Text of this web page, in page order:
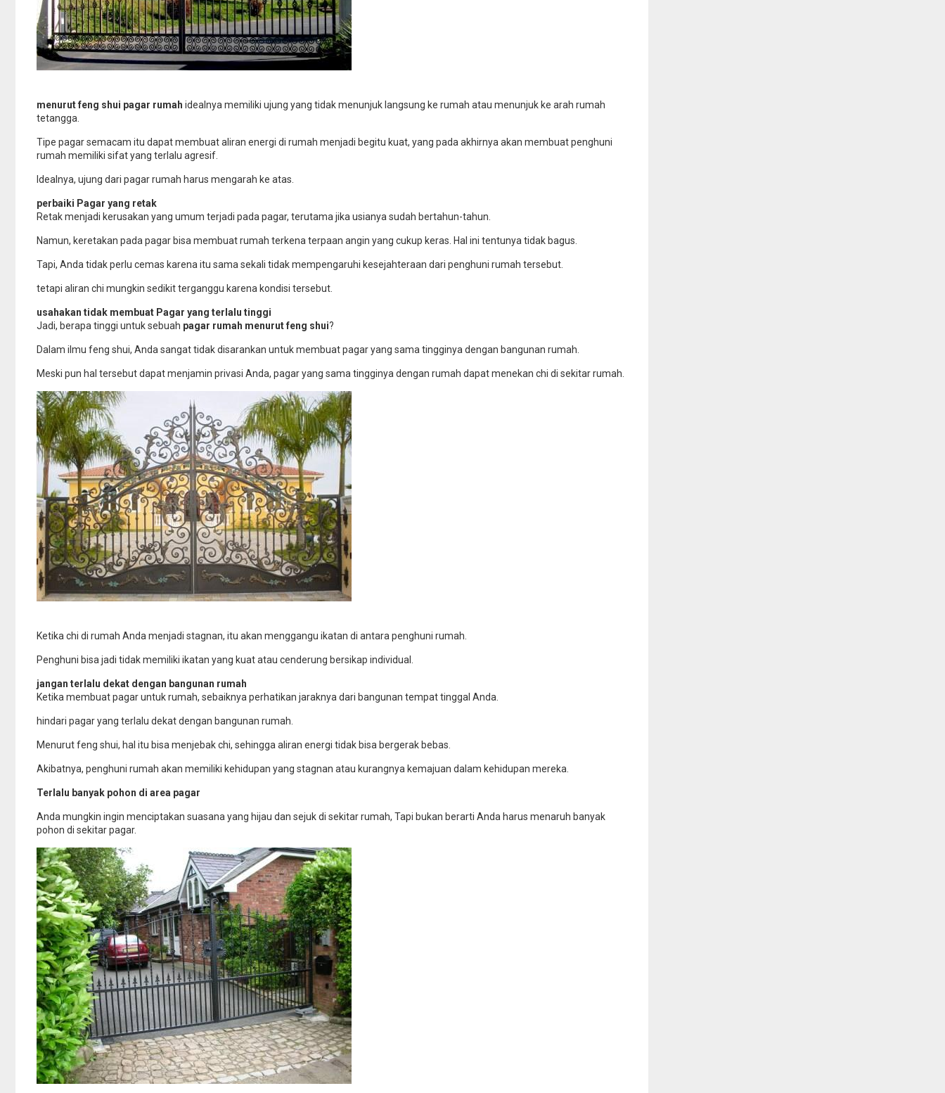
menurut feng shui pagar rumah idealnya memiliki ujung yang tidak menunjuk langsung ke rumah atau menunjuk ke arah rumah
tetangga.
Tipe pagar semacam itu dapat membuat aliran energi di rumah menjadi begitu kuat, yang pada akhirnya akan membuat penghuni
rumah memiliki sifat yang terlalu agresif.
Idealnya, ujung dari pagar rumah harus mengarah ke atas.
perbaiki Pagar yang retak
Retak menjadi kerusakan yang umum terjadi pada pagar, terutama jika usianya sudah bertahun-tahun.
Namun, keretakan pada pagar bisa membuat rumah terkena terpaan angin yang cukup keras. Hal ini tentunya tidak bagus.
Tapi, Anda tidak perlu cemas karena itu sama sekali tidak mempengaruhi kesejahteraan dari penghuni rumah tersebut.
tetapi aliran chi mungkin sedikit terganggu karena kondisi tersebut.
usahakan tidak membuat Pagar yang terlalu tinggi
Jadi, berapa tinggi untuk sebuah pagar rumah menurut feng shui?
Dalam ilmu feng shui, Anda sangat tidak disarankan untuk membuat pagar yang sama tingginya dengan bangunan rumah.
Meski pun hal tersebut dapat menjamin privasi Anda, pagar yang sama tingginya dengan rumah dapat menekan chi di sekitar rumah.
Ketika chi di rumah Anda menjadi stagnan, itu akan menggangu ikatan di antara penghuni rumah.
Penghuni bisa jadi tidak memiliki ikatan yang kuat atau cenderung bersikap individual.
jangan terlalu dekat dengan bangunan rumah
Ketika membuat pagar untuk rumah, sebaiknya perhatikan jaraknya dari bangunan tempat tinggal Anda.
hindari pagar yang terlalu dekat dengan bangunan rumah.
Menurut feng shui, hal itu bisa menjebak chi, sehingga aliran energi tidak bisa bergerak bebas.
Akibatnya, penghuni rumah akan memiliki kehidupan yang stagnan atau kurangnya kemajuan dalam kehidupan mereka.
Terlalu banyak pohon di area pagar
Anda mungkin ingin menciptakan suasana yang hijau dan sejuk di sekitar rumah, Tapi bukan berarti Anda harus menaruh banyak
pohon di sekitar pagar.